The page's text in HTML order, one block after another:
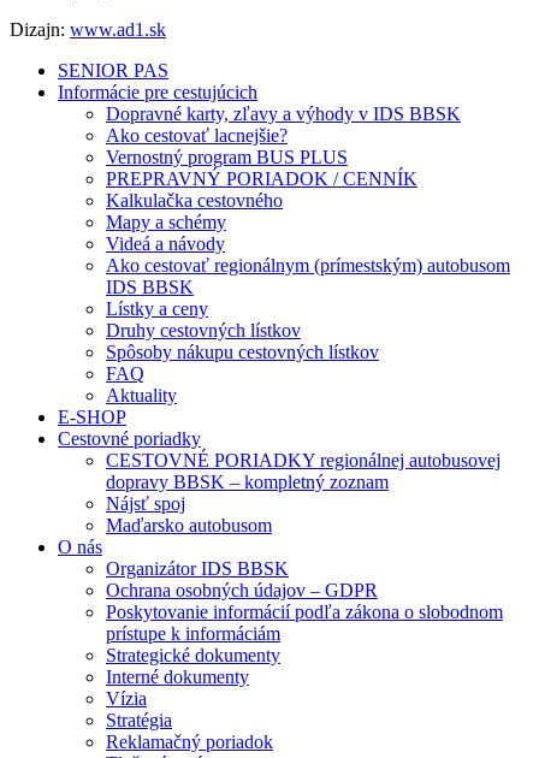
Dizajn: www.ad1.sk
SENIOR PAS
Informácie pre cestujúcich
Dopravné karty, zľavy a výhody v IDS BBSK
Ako cestovať lacnejšie?
Vernostný program BUS PLUS
PREPRAVNÝ PORIADOK / CENNÍK
Kalkulačka cestovného
Mapy a schémy
Videá a návody
Ako cestovať regionálnym (prímestským) autobusom
IDS BBSK
Lístky a ceny
Druhy cestovných lístkov
Spôsoby nákupu cestovných lístkov
FAQ
Aktuality
E-SHOP
Cestovné poriadky
CESTOVNÉ PORIADKY regionálnej autobusovej
dopravy BBSK – kompletný zoznam
Nájsť spoj
Maďarsko autobusom
O nás
Organizátor IDS BBSK
Ochrana osobných údajov – GDPR
Poskytovanie informácií podľa zákona o slobodnom
prístupe k informáciám
Strategické dokumenty
Interné dokumenty
Vízia
Stratégia
Reklamačný poriadok